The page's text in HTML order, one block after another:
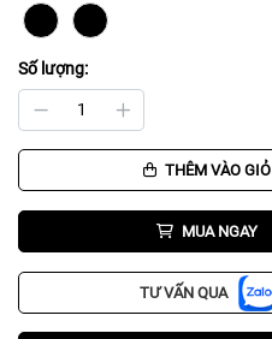
Số lượng:
THÊM VÀO GIỎ
MUA NGAY
TƯ VẤN QUA